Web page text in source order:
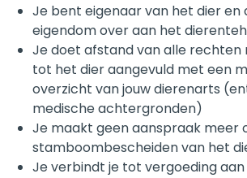
Je bent eigenaar van het dier en
eigendom over aan het
Je doet afstand van alle
tot het dier aangevuld met een
overzicht van jouw dierenarts
medische achtergronden)
Je maakt geen aanspraak meer
stamboombescheiden van het
Je verbindt je tot vergoeding